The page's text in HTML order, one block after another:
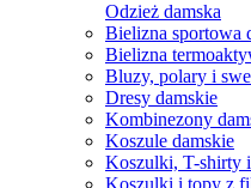
Odzież damska
Bielizna sportowa
Bielizna
Bluzy, polary i
Dresy damskie
Kombinezony
Koszule damskie
Koszulki, T-shirty
Koszulki i topy z